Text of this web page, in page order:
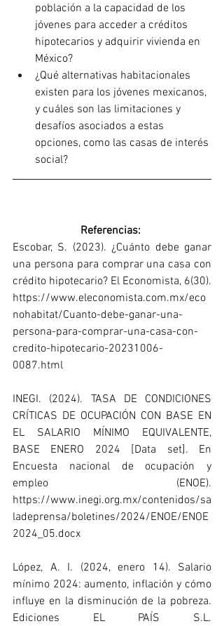
población a la capacidad de los
jóvenes para acceder a créditos
hipotecarios y adquirir vivienda en
México?
¿Qué alternativas habitacionales
existen para los jóvenes mexicanos,
y cuáles son las limitaciones y
desafíos asociados a estas
opciones, como las casas de interés
social?
Referencias:
Escobar, S. (2023). ¿Cuánto debe ganar
una persona para comprar una casa con
https://www.eleconomista.com.mx/eco
nohabitat/Cuanto-debe-ganar-una-
persona-para-comprar-una-casa-con-
credito-hipotecario-20231006-
0087.html
INEGI. (2024). TASA DE CONDICIONES
CRÍTICAS DE OCUPACIÓN CON BASE EN
EL SALARIO MÍNIMO EQUIVALENTE,
BASE ENERO 2024 [Data set]. En
Encuesta nacional de ocupación y
https://www.inegi.org.mx/contenidos/sa
ladeprensa/boletines/2024/ENOE/ENOE
2024_05.docx
López, A. I. (2024, enero 14). Salario
mínimo 2024: aumento, inflación y cómo
influye en la disminución de la pobreza.